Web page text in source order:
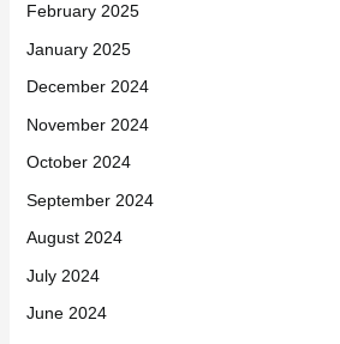
February 2025
January 2025
December 2024
November 2024
October 2024
September 2024
August 2024
July 2024
June 2024